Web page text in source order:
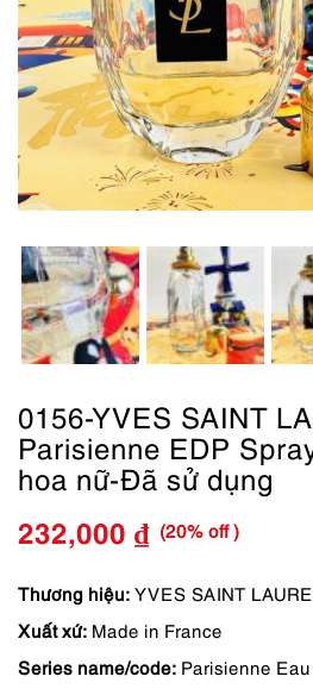
0156-YVES SAINT
Parisienne EDP
hoa nữ-Đã sử dụng
Giá
gốc
là:
290,000 ₫.
232,000 ₫
Giá
hiện
tại
là:
(20% off )
Thương hiệu: YVES SAINT
Xuất xứ: Made in France
Series name/code: Parisienne